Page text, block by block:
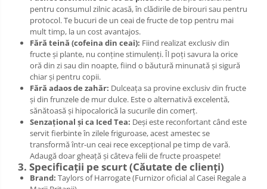
pentru consumul zilnic acasă, în clădirile de birouri sau pentru
protocol. Te bucuri de un ceai de fructe de top pentru mai
mult timp, la un cost avantajos.
Fără teină (cofeina din ceai): Fiind realizat exclusiv din
fructe și plante, nu conține stimulenți. Îl poți savura la orice
oră din zi sau din noapte, fiind o băutură minunată și sigură
chiar și pentru copii.
Fără adaos de zahăr: Dulceața sa provine exclusiv din fructe
și din frunzele de mur dulce. Este o alternativă excelentă,
sănătoasă și hipocalorică la sucurile din comerț.
Senzațional și ca Iced Tea: Deși este reconfortant când este
servit fierbinte în zilele friguroase, acest amestec se
transformă într-un ceai rece excepțional pe timp de vară.
Adaugă doar gheață și câteva felii de fructe proaspete!
3. Specificații pe scurt (Căutate de clienți)
Brand: Taylors of Harrogate (Furnizor oficial al Casei Regale a